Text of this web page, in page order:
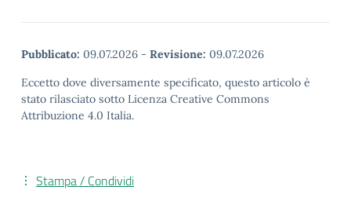
Pubblicato: 09.07.2026 - Revisione: 09.07.2026
Eccetto dove diversamente specificato, questo articolo è
stato rilasciato sotto Licenza Creative Commons
Attribuzione 4.0 Italia.
Stampa / Condividi